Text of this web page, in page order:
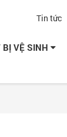
Tin tức
BỊ VỆ SINH